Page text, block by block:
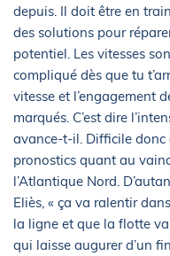
depuis. Il doit être en
des solutions pour
potentiel. Les vitesses
compliqué dès que tu
vitesse et l’engagement
marqués. C’est dire
avance-t-il. Difficile donc
pronostics quant au
l’Atlantique Nord.
Eliès, « ça va ralentir
la ligne et que la flotte va
qui laisse augurer d’un